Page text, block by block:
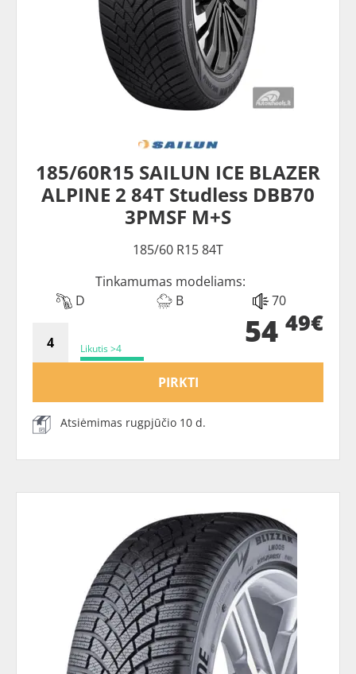
185/60R15 SAILUN ICE BLAZER
ALPINE 2 84T Studless DBB70
3PMSF M+S
185/60 R15 84T
Tinkamumas modeliams:
D
B 70
Likutis >4 54 49€
PIRKTI
Atsiėmimas rugpjūčio 10 d.